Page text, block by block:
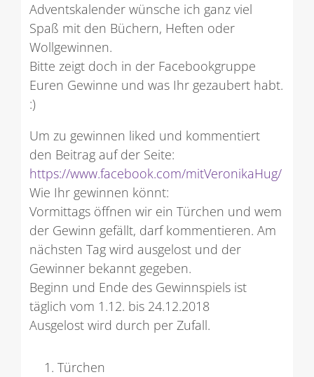
Adventskalender wünsche ich ganz viel
Spaß mit den Büchern, Heften oder
Wollgewinnen.
Bitte zeigt doch in der Facebookgruppe
Euren Gewinne und was Ihr gezaubert habt.
:)
Um zu gewinnen liked und kommentiert
den Beitrag auf der Seite:
https://www.facebook.com/mitVeronikaHug/
Wie Ihr gewinnen könnt:
Vormittags öffnen wir ein Türchen und wem
der Gewinn gefällt, darf kommentieren. Am
nächsten Tag wird ausgelost und der
Gewinner bekannt gegeben.
Beginn und Ende des Gewinnspiels ist
täglich vom 1.12. bis 24.12.2018
Ausgelost wird durch per Zufall.
Türchen